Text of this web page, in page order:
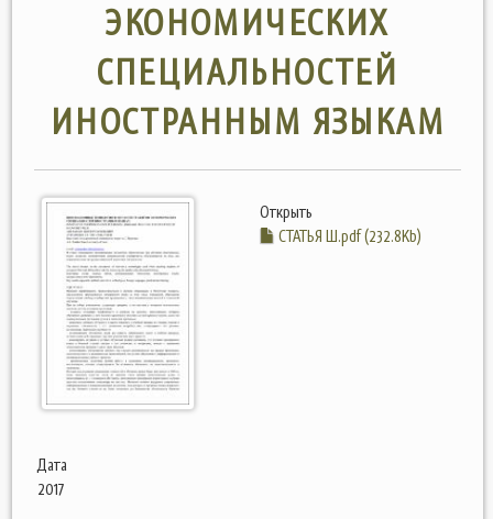
ЭКОНОМИЧЕСКИХ
СПЕЦИАЛЬНОСТЕЙ
ИНОСТРАННЫМ ЯЗЫКАМ
Открыть
СТАТЬЯ Ш.pdf (232.8Kb)
Дата
2017